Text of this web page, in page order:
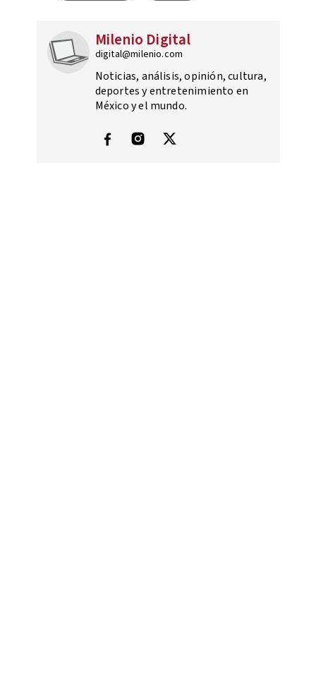
Milenio Digital
digital@milenio.com
Noticias, análisis, opinión, cultura,
deportes y entretenimiento en
México y el mundo.